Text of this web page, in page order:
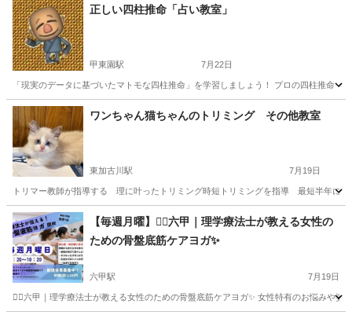
正しい四柱推命「占い教室」
甲東園駅 7月22日
「現実のデータに基づいたマトモな四柱推命」を学習しましょう！ プロの四柱推命
兵庫 西宮市 甲東園駅 その他 愛知 その他
ワンちゃん猫ちゃんのトリミング その他教室
東加古川駅 7月19日
トリマー教師が指導する 理に叶ったトリミング時短トリミングを指導 最短半年に
兵庫 加古川市 東加古川駅 その他 トリミング
【毎週月曜】🧘‍♀️六甲｜理学療法士が教える女性の
ための骨盤底筋ケアヨガ✨
六甲駅 7月19日
🧘‍♀️六甲｜理学療法士が教える女性のための骨盤底筋ケアヨガ✨ 女性特有のお悩みや